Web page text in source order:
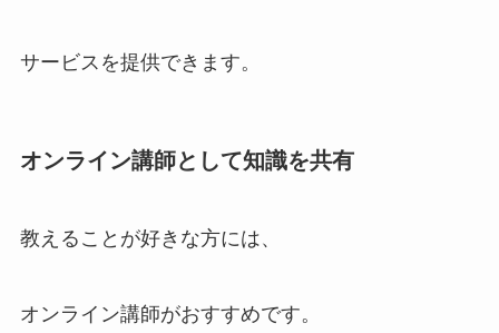
サービスを提供できます。
オンライン講師として知識を共有
教えることが好きな方には、
オンライン講師がおすすめです。